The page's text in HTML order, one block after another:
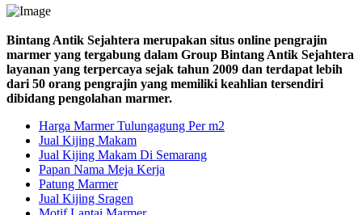
Bintang Antik Sejahtera merupakan situs online pengrajin
marmer yang tergabung dalam Group Bintang Antik Sejahtera
layanan yang terpercaya sejak tahun 2009 dan terdapat lebih
dari 50 orang pengrajin yang memiliki keahlian tersendiri
dibidang pengolahan marmer.
Harga Marmer Tulungagung Per m2
Jual Kijing Makam
Jual Kijing Makam Di Semarang
Papan Nama Meja Kerja
Patung Marmer
Jual Kijing Sragen